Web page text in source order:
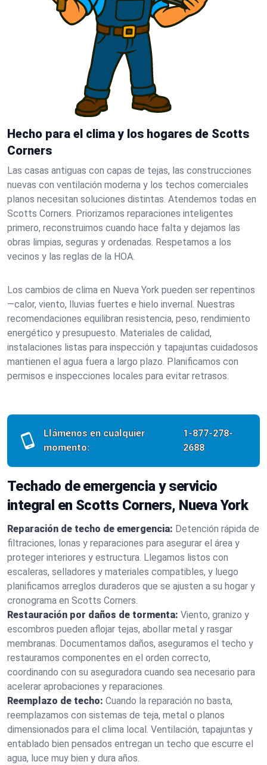
Hecho para el clima y los hogares de Scotts
Corners
Las casas antiguas con capas de tejas, las construcciones
nuevas con ventilación moderna y los techos comerciales
planos necesitan soluciones distintas. Atendemos todas en
Scotts Corners. Priorizamos reparaciones inteligentes
primero, reconstruimos cuando hace falta y dejamos las
obras limpias, seguras y ordenadas. Respetamos a los
vecinos y las reglas de la HOA.
Los cambios de clima en Nueva York pueden ser repentinos
—calor, viento, lluvias fuertes e hielo invernal. Nuestras
recomendaciones equilibran resistencia, peso, rendimiento
energético y presupuesto. Materiales de calidad,
instalaciones listas para inspección y tapajuntas cuidadosos
mantienen el agua fuera a largo plazo. Planificamos con
permisos e inspecciones locales para evitar retrasos.
Llámenos en cualquier
momento:
1-877-278-
2688
Techado de emergencia y servicio
integral en Scotts Corners, Nueva York
Reparación de techo de emergencia: Detención rápida de
filtraciones, lonas y reparaciones para asegurar el área y
proteger interiores y estructura. Llegamos listos con
escaleras, selladores y materiales compatibles, y luego
planificamos arreglos duraderos que se ajusten a su hogar y
cronograma en Scotts Corners.
Restauración por daños de tormenta: Viento, granizo y
escombros pueden aflojar tejas, abollar metal y rasgar
membranas. Documentamos daños, aseguramos el techo y
restauramos componentes en el orden correcto,
coordinando con su aseguradora cuando sea necesario para
acelerar aprobaciones y reparaciones.
Reemplazo de techo: Cuando la reparación no basta,
reemplazamos con sistemas de teja, metal o planos
dimensionados para el clima local. Ventilación, tapajuntas y
entablado bien pensados entregan un techo que escurre el
agua, luce muy bien y dura años.